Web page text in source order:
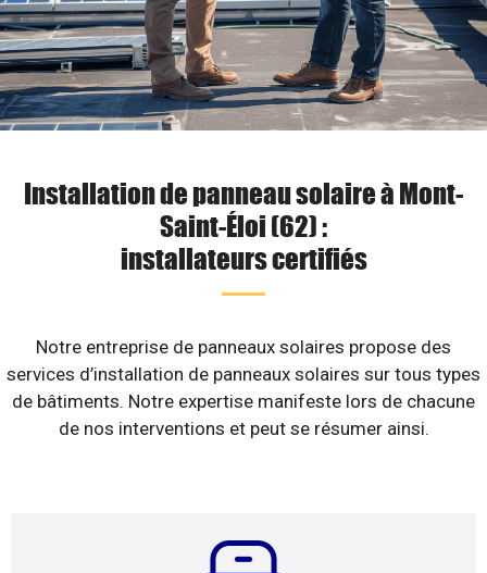
Installation de panneau solaire à Mont-
Saint-Éloi (62) :
installateurs certifiés
Notre entreprise de panneaux solaires propose des
services d’installation de panneaux solaires sur tous types
de bâtiments. Notre expertise manifeste lors de chacune
de nos interventions et peut se résumer ainsi.